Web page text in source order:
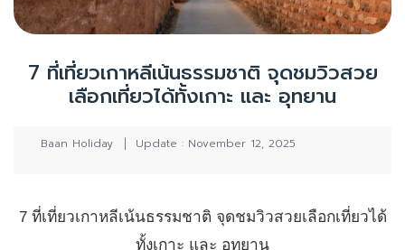
7 ที่เที่ยวเกาหลีเน้นธรรมชาติ จุดชมวิวสวย
เลือกเที่ยวได้ทั้งเกาะ และ อุทยาน
Baan Holiday Update : November 12, 2025
7 ที่เที่ยวเกาหลีเน้นธรรมชาติ จุดชมวิวสวยเลือกเที่ยวได้
ทั้งเกาะ และ อุทยาน